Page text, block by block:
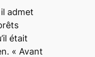
admet
était
« Avant